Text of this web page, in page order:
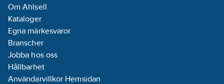
Om Ahlsell
Kataloger
Egna märkesvaror
Branscher
Jobba hos oss
Hållbarhet
Användarvillkor Hemsidan